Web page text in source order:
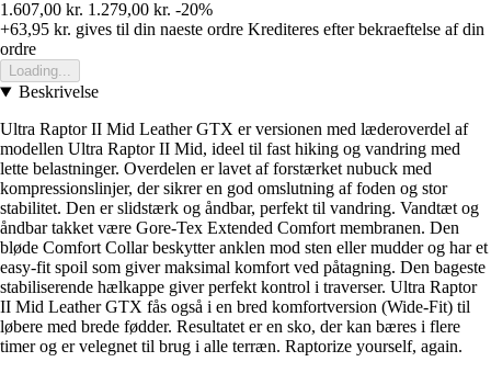
1.607,00 kr. 1.279,00 kr. -20%
+63,95 kr. gives til din naeste ordre Krediteres efter bekraeftelse af din
ordre
Loading...
Beskrivelse
Ultra Raptor II Mid Leather GTX er versionen med læderoverdel af
modellen Ultra Raptor II Mid, ideel til fast hiking og vandring med
lette belastninger. Overdelen er lavet af forstærket nubuck med
kompressionslinjer, der sikrer en god omslutning af foden og stor
stabilitet. Den er slidstærk og åndbar, perfekt til vandring. Vandtæt og
åndbar takket være Gore-Tex Extended Comfort membranen. Den
bløde Comfort Collar beskytter anklen mod sten eller mudder og har et
easy-fit spoil som giver maksimal komfort ved påtagning. Den bageste
stabiliserende hælkappe giver perfekt kontrol i traverser. Ultra Raptor
II Mid Leather GTX fås også i en bred komfortversion (Wide-Fit) til
løbere med brede fødder. Resultatet er en sko, der kan bæres i flere
timer og er velegnet til brug i alle terræn. Raptorize yourself, again.